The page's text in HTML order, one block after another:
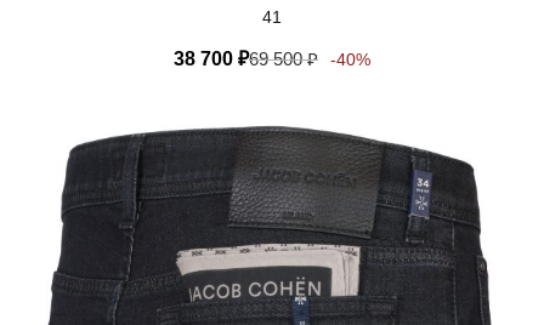
41
38 700 ₽69 500₽ -40%